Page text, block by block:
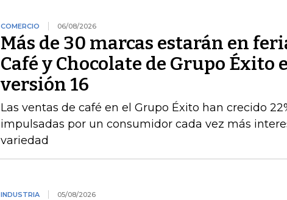
COMERCIO 06/08/2026
Más de 30 marcas estarán en
Café y Chocolate de Grupo Éxito
versión 16
Las ventas de café en el Grupo Éxito han crecido
impulsadas por un consumidor cada vez más
variedad
INDUSTRIA 05/08/2026